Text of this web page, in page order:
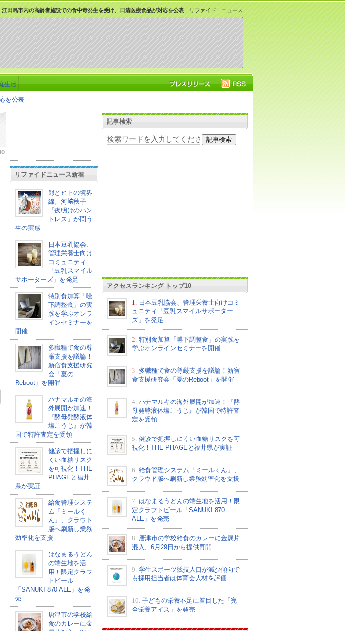
リファイド ニュース
江田島市内の高齢者施設での食中毒発生を受け、日清医療食品が対応を公表
生活
を公表
リファイドニュース新着
熊とヒトの境界
線。河﨑秋子
『夜明けのハン
トレス』が問う
生の実感
日本豆乳協会、
管理栄養士向け
コミュニティ
「豆乳スマイル
サポーターズ」を発足
特別食加算「嚥
下調整食」の実
践を学ぶオンラ
インセミナーを
開催
多職種で食の尊
厳支援を議論！
新宿食支援研究
会「夏の
Reboot」を開催
ハナマルキの海
外展開が加速！
『酵母発酵液体
塩こうじ』が韓
国で特許査定を受領
健診で把握しに
くい血糖リスク
を可視化！THE
PHAGEと福井
県が実証
給食管理システ
ム「ミールく
ん」、クラウド
版へ刷新し業務
効率化を支援
はなまるうどん
の端生地を活
用！限定クラフ
トビール
「SANUKI 870 ALE」を発
売
唐津市の学校給
食のカレーに金
記事検索
アクセスランキング トップ10
1.
日本豆乳協会、管理栄養士向けコミ
ュニティ「豆乳スマイルサポーター
ズ」を発足
2. 特別食加算「嚥下調整食」の実践を
学ぶオンラインセミナーを開催
3. 多職種で食の尊厳支援を議論！新宿
食支援研究会「夏のReboot」を開催
4. ハナマルキの海外展開が加速！『酵
母発酵液体塩こうじ』が韓国で特許査
定を受領
5. 健診で把握しにくい血糖リスクを可
視化！THE PHAGEと福井県が実証
6. 給食管理システム「ミールくん」、
クラウド版へ刷新し業務効率化を支援
7. はなまるうどんの端生地を活用！限
定クラフトビール「SANUKI 870
ALE」を発売
8. 唐津市の学校給食のカレーに金属片
混入、6月29日から提供再開
9. 学生スポーツ競技人口が減少傾向で
も採用担当者は体育会人材を評価
10. 子どもの栄養不足に着目した「完
全栄養アイス」を発売